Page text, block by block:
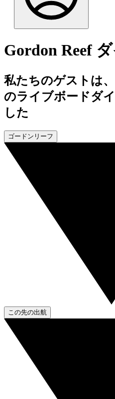
Gordon Reef
私たちのゲストは
のライブボードダ
した
ゴードンリーフ
この先の出航